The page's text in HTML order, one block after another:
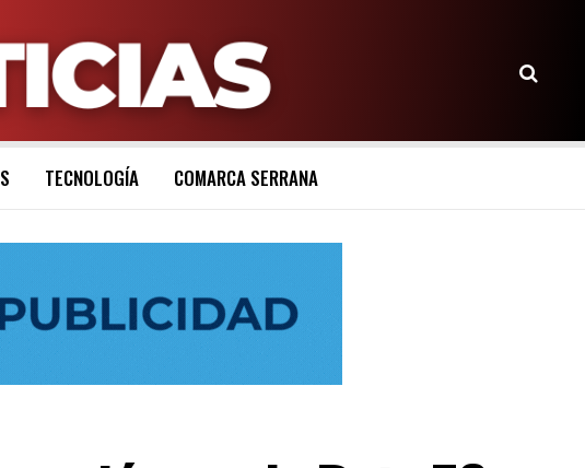
TECNOLOGÍA COMARCA SERRANA